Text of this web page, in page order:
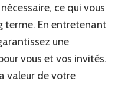
ce qui vous
terme. En entretenant
une
vous et vos invités.
valeur de votre